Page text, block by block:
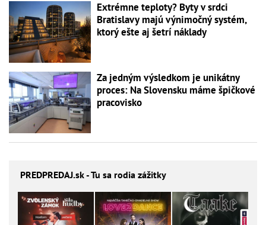
Extrémne teploty? Byty v srdci
Bratislavy majú výnimočný systém,
ktorý ešte aj šetrí náklady
Za jedným výsledkom je unikátny
proces: Na Slovensku máme špičkové
pracovisko
PREDPREDAJ.sk - Tu sa rodia zážitky